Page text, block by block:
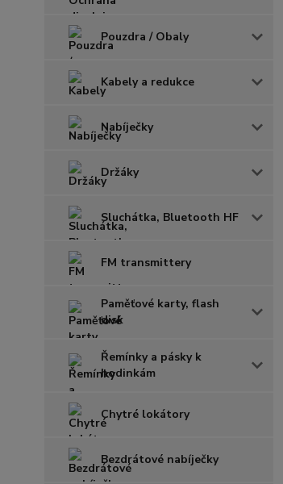
Pouzdra / Obaly
Kabely a redukce
Nabíječky
Držáky
Sluchátka, Bluetooth HF
FM transmittery
Paměťové karty, flash
disk
Řemínky a pásky k
hodinkám
Chytré lokátory
Bezdrátové nabíječky